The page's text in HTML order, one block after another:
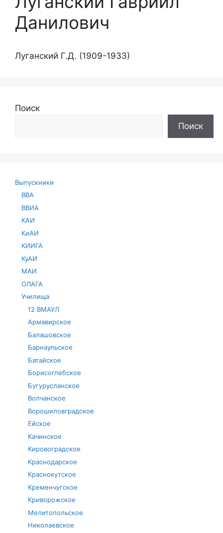
Данилович
Луганский Г.Д. (1909-1933)
Поиск
Поиск
Выпускники
ВВА
ВВИА
КАИ
КиАИ
КИИГА
КуАИ
МАИ
ОЛАГА
Училища
12 ВМАУЛ
Армавирское
Балашовское
Барнаульское
Батайское
Борисоглебское
Бугурусланское
Волчанское
Ворошиловградское
Ейское
Качинское
Кировоградское
Краснодарское
Краснокутское
Кременчугское
Криворожское
Мелитопольское
Николаевское